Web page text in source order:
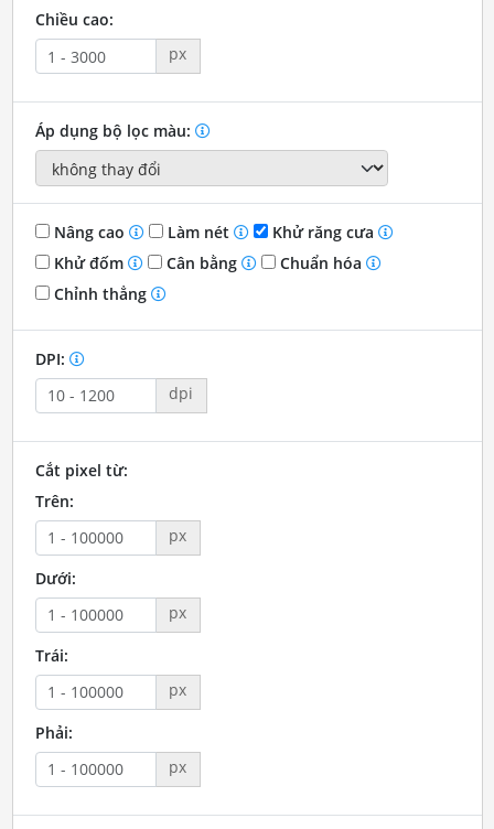
Chiều cao:
px
Áp dụng bộ lọc màu:
Nâng cao Làm nét
Khử răng cưa
Khử đốm
Cân bằng
Chuẩn hóa
Chỉnh thẳng
DPI:
dpi
Cắt pixel từ:
Trên:
px
Dưới:
px
Trái:
px
Phải:
px